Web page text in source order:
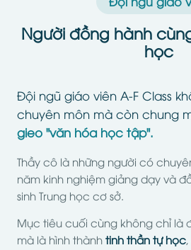
Người đồng hành
học
Đội ngũ giáo viên A-F Class
chuyên môn mà còn chung
gieo "văn hóa học tập".
Thầy cô là những người có
năm kinh nghiệm giảng dạy và
sinh Trung học cơ sở.
Mục tiêu cuối cùng không chỉ là
mà là hình thành tinh thần tự học